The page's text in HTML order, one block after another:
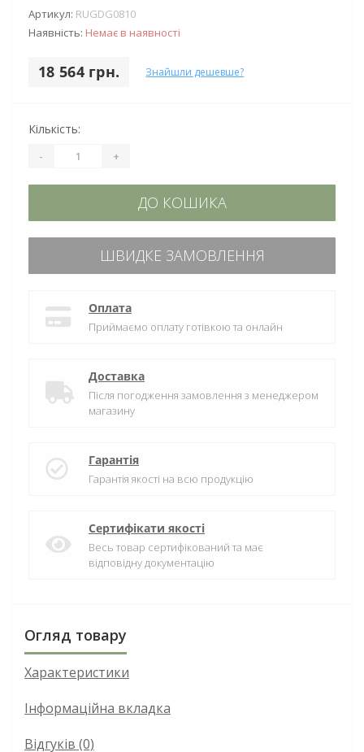
Артикул: RUGDG0810
Наявність: Немає в наявності
18 564 грн. Знайшли дешевше?
Кількість:
- +
ДО КОШИКА
ШВИДКЕ ЗАМОВЛЕННЯ
Оплата
Приймаємо оплату готівкою та онлайн
Доставка
Після погодження замовлення з менеджером
магазину
Гарантія
Гарантія якості на всю продукцію
Сертифікати якості
Весь товар сертифікований та має
відповідну документацію
Огляд товару
Характеристики
Інформаційна вкладка
Відгуків (0)